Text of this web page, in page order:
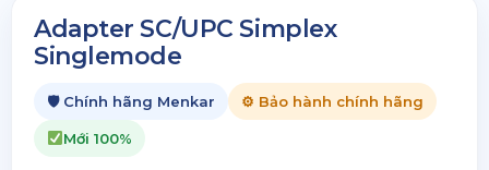
Adapter SC/UPC Simplex
Singlemode
🛡 Chính hãng Menkar ⚙ Bảo hành chính hãng
Mới 100%